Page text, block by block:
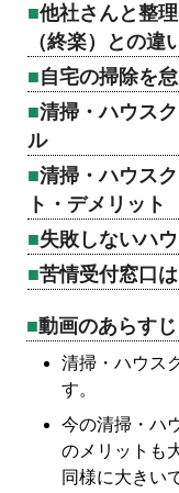
他社さんと整
（終楽）との違
自宅の掃除を
清掃・ハウス
ル
清掃・ハウス
ト・デメリット
失敗しないハ
苦情受付窓口
動画のあらすじ
清掃・ハウス
す。
今の清掃・ハ
のメリットも
同様に大きい